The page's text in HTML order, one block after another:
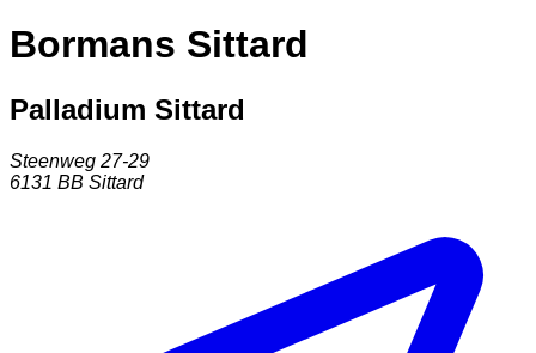
Bormans Sittard
Palladium Sittard
Steenweg 27-29
6131 BB Sittard